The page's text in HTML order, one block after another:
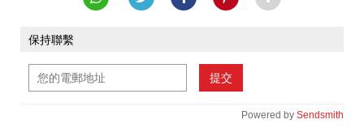
保持聯繫
提交
Powered by Sendsmith